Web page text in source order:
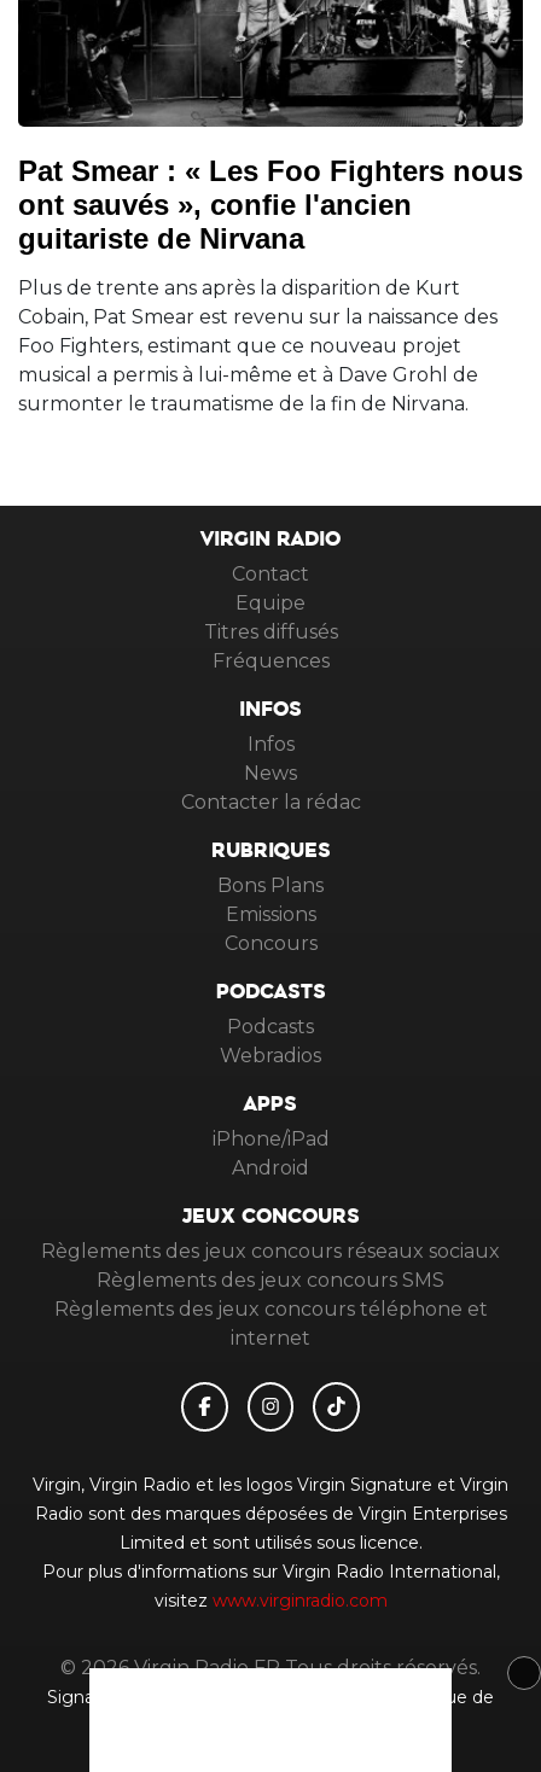
Pat Smear : « Les Foo Fighters nous
ont sauvés », confie l'ancien
guitariste de Nirvana
Plus de trente ans après la disparition de Kurt
Cobain, Pat Smear est revenu sur la naissance des
Foo Fighters, estimant que ce nouveau projet
musical a permis à lui-même et à Dave Grohl de
surmonter le traumatisme de la fin de Nirvana.
VIRGIN RADIO
Contact
Equipe
Titres diffusés
Fréquences
INFOS
Infos
News
Contacter la rédac
RUBRIQUES
Bons Plans
Emissions
Concours
PODCASTS
Podcasts
Webradios
APPS
iPhone/iPad
Android
JEUX CONCOURS
Règlements des jeux concours réseaux sociaux
Règlements des jeux concours SMS
Règlements des jeux concours téléphone et
internet
Virgin, Virgin Radio et les logos Virgin Signature et Virgin
Radio sont des marques déposées de Virgin Enterprises
Limited et sont utilisés sous licence.
Pour plus d'informations sur Virgin Radio International,
visitez www.virginradio.com
© 2026 Virgin Radio FR Tous droits réservés.
Signaler un contenu
Politique de